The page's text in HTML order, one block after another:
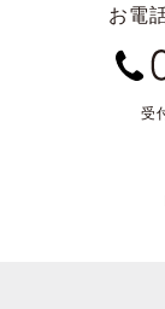
お電
受